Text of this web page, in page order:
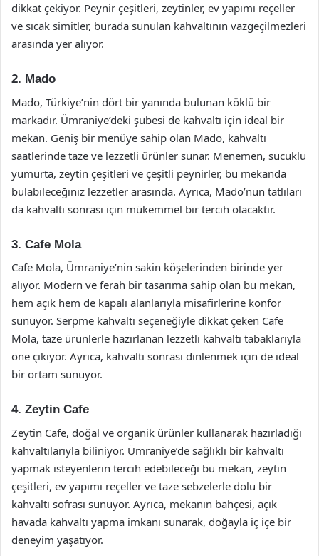
dikkat çekiyor. Peynir çeşitleri, zeytinler, ev yapımı reçeller
ve sıcak simitler, burada sunulan kahvaltının vazgeçilmezleri
arasında yer alıyor.
2. Mado
Mado, Türkiye’nin dört bir yanında bulunan köklü bir
markadır. Ümraniye’deki şubesi de kahvaltı için ideal bir
mekan. Geniş bir menüye sahip olan Mado, kahvaltı
saatlerinde taze ve lezzetli ürünler sunar. Menemen, sucuklu
yumurta, zeytin çeşitleri ve çeşitli peynirler, bu mekanda
bulabileceğiniz lezzetler arasında. Ayrıca, Mado’nun tatlıları
da kahvaltı sonrası için mükemmel bir tercih olacaktır.
3. Cafe Mola
Cafe Mola, Ümraniye’nin sakin köşelerinden birinde yer
alıyor. Modern ve ferah bir tasarıma sahip olan bu mekan,
hem açık hem de kapalı alanlarıyla misafirlerine konfor
sunuyor. Serpme kahvaltı seçeneğiyle dikkat çeken Cafe
Mola, taze ürünlerle hazırlanan lezzetli kahvaltı tabaklarıyla
öne çıkıyor. Ayrıca, kahvaltı sonrası dinlenmek için de ideal
bir ortam sunuyor.
4. Zeytin Cafe
Zeytin Cafe, doğal ve organik ürünler kullanarak hazırladığı
kahvaltılarıyla biliniyor. Ümraniye’de sağlıklı bir kahvaltı
yapmak isteyenlerin tercih edebileceği bu mekan, zeytin
çeşitleri, ev yapımı reçeller ve taze sebzelerle dolu bir
kahvaltı sofrası sunuyor. Ayrıca, mekanın bahçesi, açık
havada kahvaltı yapma imkanı sunarak, doğayla iç içe bir
deneyim yaşatıyor.